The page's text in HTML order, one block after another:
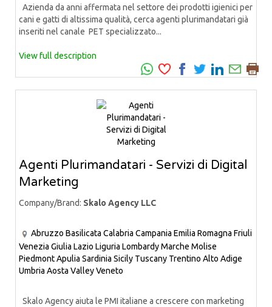
Azienda da anni affermata nel settore dei prodotti igienici per
cani e gatti di altissima qualità, cerca agenti plurimandatari già
inseriti nel canale PET specializzato...
View full description
Agenti Plurimandatari - Servizi di Digital
Marketing
Company/Brand: Skalo Agency LLC
Abruzzo Basilicata Calabria Campania Emilia Romagna Friuli
Venezia Giulia Lazio Liguria LombardyMarche Molise
PiedmontApulia Sardinia Sicily Tuscany Trentino Alto Adige
Umbria Aosta ValleyVeneto
Skalo Agency aiuta le PMI italiane a crescere con marketing